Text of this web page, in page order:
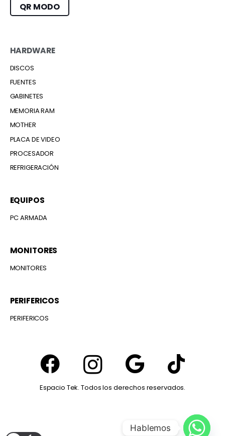
QR MODO
HARDWARE
DISCOS
FUENTES
GABINETES
MEMORIA RAM
MOTHER
PLACA DE VIDEO
PROCESADOR
REFRIGERACIÓN
EQUIPOS
PC ARMADA
MONITORES
MONITORES
PERIFERICOS
PERIFERICOS
Espacio Tek. Todos los derechos reservados.
Hablemos